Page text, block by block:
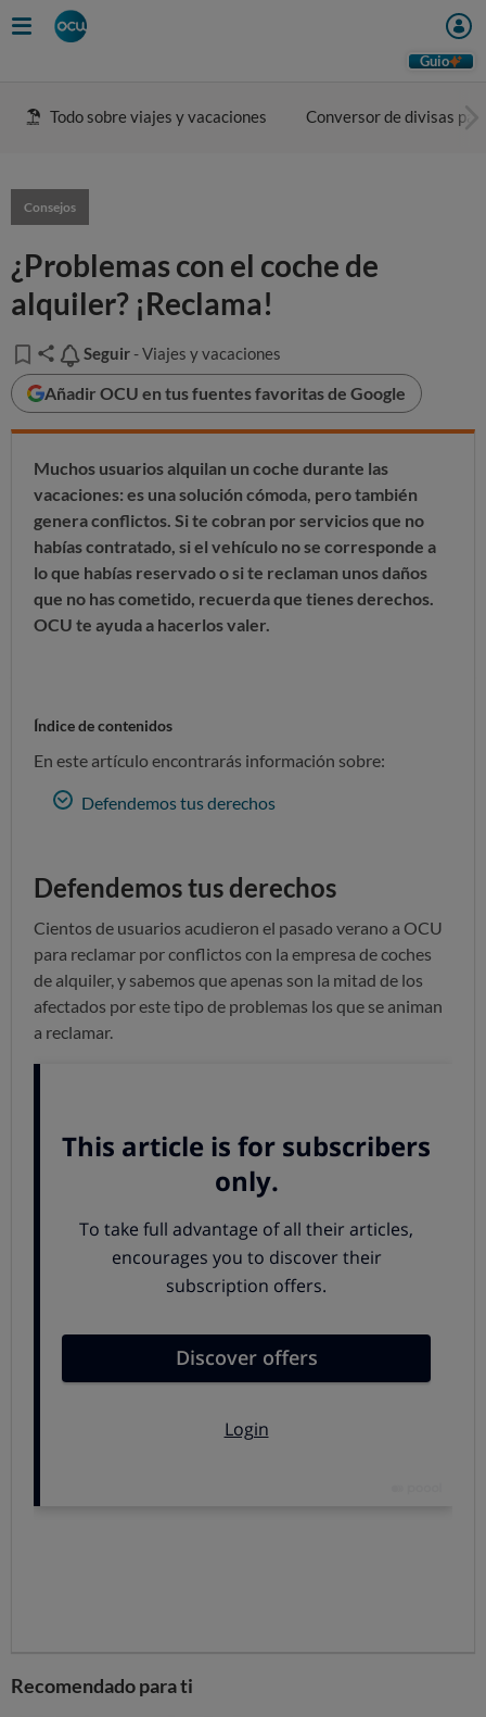
Guio
Todo sobre viajes y vacaciones Conversor de divisas
Consejos
¿Problemas con el coche de
alquiler? ¡Reclama!
Seguir
Seguir - Viajes y vacaciones
Añadir OCU en tus fuentes favoritas de Google
Muchos usuarios alquilan un coche durante las
vacaciones: es una solución cómoda, pero también
genera conflictos. Si te cobran por servicios que no
habías contratado, si el vehículo no se corresponde a
lo que habías reservado o si te reclaman unos daños
que no has cometido, recuerda que tienes derechos.
OCU te ayuda a hacerlos valer.
Índice de contenidos
En este artículo encontrarás información sobre:
Defendemos tus derechos
Defendemos tus derechos
Cientos de usuarios acudieron el pasado verano a OCU
para reclamar por conflictos con la empresa de coches
de alquiler, y sabemos que apenas son la mitad de los
afectados por este tipo de problemas los que se animan
a reclamar.
gastado, o te obligan a pagar un costoso seguro extra o
una fianza muy elevada... Eso, cuando no te encuentras
sin el coche reservado por falta de disponibilidad...
sucede algo así, confía en OCU: te ayudamos
RECLAMA CON OCU Y LUCHA POR LO TUYO
Cómo prevenir problemas con el
coche de alquiler
Asegúrate de que en elcontrato
Antes de abandonar la oficina de alquiler,
Recomendado para ti